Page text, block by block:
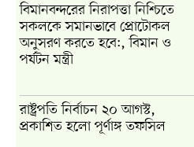
বিমানবন্দরের নিরাপত্তা নিশ্চিতে
সকলকে সমানভাবে প্রোটোকল
অনুসরণ করতে হবে:, বিমান ও
পর্যটন মন্ত্রী
রাষ্ট্রপতি নির্বাচন ২০ আগস্ট,
প্রকাশিত হলো পূর্ণাঙ্গ তফসিল